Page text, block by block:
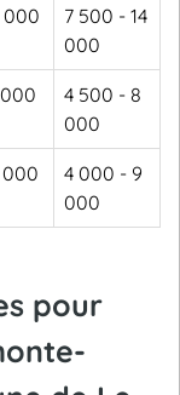
000
7 500 - 14
000
4 500 - 8
000
000
4 000 - 9
000
pour